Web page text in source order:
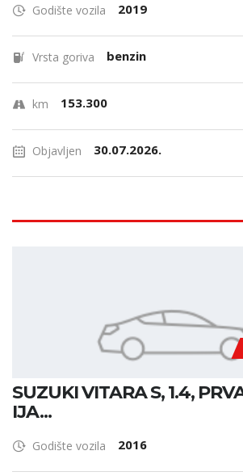
Godište vozila 2019
Vrsta goriva benzin
km 153.300
Objavljen 30.07.2026.
SUZUKI VITARA S, 1.4,
IJA...
Godište vozila 2016